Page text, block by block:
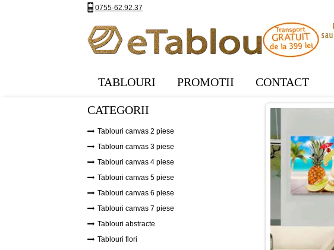
0755-62.92.37
TABLOURI PROMOTII CONTACT
CATEGORII
Tablouri canvas 2 piese
Tablouri canvas 3 piese
Tablouri canvas 4 piese
Tablouri canvas 5 piese
Tablouri canvas 6 piese
Tablouri canvas 7 piese
Tablouri abstracte
Tablouri flori